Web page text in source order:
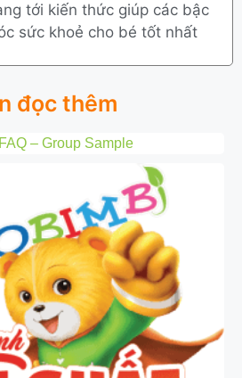
tới kiến thức giúp các bậc
sức khoẻ cho bé tốt nhất
đọc thêm
– Group Sample